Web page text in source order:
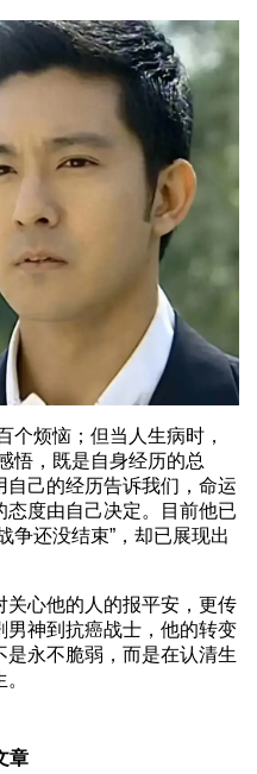
烦恼；但当人生病时，
悟，既是自身经历的总
己的经历告诉我们，命运
度由自己决定。目前他已
争还没结束”，却已展现出
心他的人的报平安，更传
神到抗癌战士，他的转变
永不脆弱，而是在认清生
章